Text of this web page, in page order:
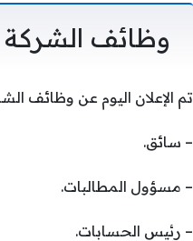
وظائف الشركة
تم الإعلان اليوم عن وظائف
– سائق.
– مسؤول المطالبات.
– رئيس الحسابات.